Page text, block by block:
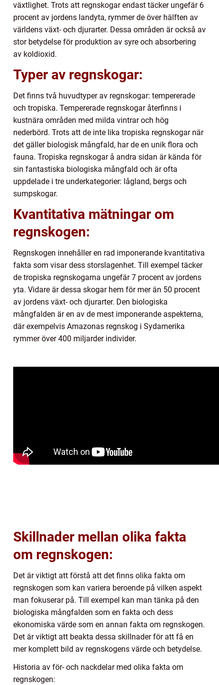
växtlighet. Trots att regnskogar endast täcker ungefär 6
procent av jordens landyta, rymmer de över hälften av
världens växt- och djurarter. Dessa områden är också av
stor betydelse för produktion av syre och absorbering
av koldioxid.
Typer av regnskogar:
Det finns två huvudtyper av regnskogar: tempererade
och tropiska. Tempererade regnskogar återfinns i
kustnära områden med milda vintrar och hög
nederbörd. Trots att de inte lika tropiska regnskogar när
det gäller biologisk mångfald, har de en unik flora och
fauna. Tropiska regnskogar å andra sidan är kända för
sin fantastiska biologiska mångfald och är ofta
uppdelade i tre underkategorier: lågland, bergs och
sumpskogar.
Kvantitativa mätningar om
regnskogen:
Regnskogen innehåller en rad imponerande kvantitativa
fakta som visar dess storslagenhet. Till exempel täcker
de tropiska regnskogarna ungefär 7 procent av jordens
yta. Vidare är dessa skogar hem för mer än 50 procent
av jordens växt- och djurarter. Den biologiska
mångfalden är en av de mest imponerande aspekterna,
där exempelvis Amazonas regnskog i Sydamerika
rymmer över 400 miljarder individer.
Skillnader mellan olika fakta
om regnskogen:
Det är viktigt att förstå att det finns olika fakta om
regnskogen som kan variera beroende på vilken aspekt
man fokuserar på. Till exempel kan man tänka på den
biologiska mångfalden som en fakta och dess
ekonomiska värde som en annan fakta om regnskogen.
Det är viktigt att beakta dessa skillnader för att få en
mer komplett bild av regnskogens värde och betydelse.
Historia av för- och nackdelar med olika fakta om
regnskogen: